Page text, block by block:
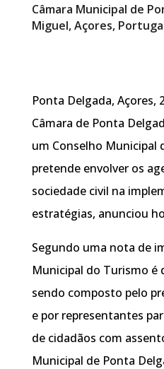
Câmara Municipal de
Miguel, Açores,
Ponta Delgada, Açores,
Câmara de Ponta
um Conselho Municipal
pretende envolver os
sociedade civil na
estratégias, anunciou
Segundo uma nota de
Municipal do Turismo é
sendo composto pelo
e por representantes
de cidadãos com
Municipal de Ponta